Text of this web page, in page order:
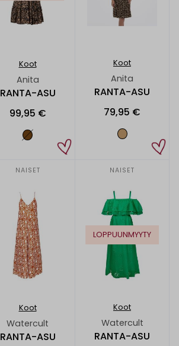
Koot
Anita
RANTA-ASU
99,95 €
Koot
Anita
RANTA-ASU
79,95 €
NAISET
Koot
Watercult
RANTA-ASU
NAISET
LOPPUUNMYYTY
Koot
Watercult
RANTA-ASU